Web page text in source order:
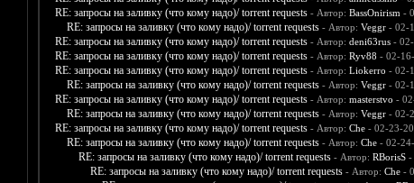
RE: запросы на заливку (что кому надо)/ torrent requests - Автор: BassOnirism -
RE: запросы на заливку (что кому надо)/ torrent requests - Автор: Veggr- 02-
RE: запросы на заливку (что кому надо)/ torrent requests - Автор: deni63rus- 02-
RE: запросы на заливку (что кому надо)/ torrent requests - Автор: Ryv88 - 02-
RE: запросы на заливку (что кому надо)/ torrent requests - Автор: Liokerro - 02-
RE: запросы на заливку (что кому надо)/ torrent requests - Автор: Veggr- 02-
RE: запросы на заливку (что кому надо)/ torrent requests - Автор: masterstvo -
RE: запросы на заливку (что кому надо)/ torrent requests - Автор: Veggr- 02-
RE: запросы на заливку (что кому надо)/ torrent requests - Автор: Che- 02-23-
RE: запросы на заливку (что кому надо)/ torrent requests - Автор: Che- 02-24-
RE: запросы на заливку (что кому надо)/ torrent requests - Автор: RBorisS-
RE: запросы на заливку (что кому надо)/ torrent requests - Автор: Che-